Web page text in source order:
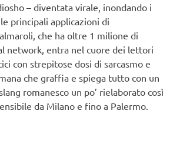
– diventata virale, inondando i
principali applicazioni di
che ha oltre 1 milione di
network, entra nel cuore dei lettori
con strepitose dosi di sarcasmo e
che graffia e spiega tutto con un
romanesco un po’ rielaborato così
da Milano e fino a Palermo.